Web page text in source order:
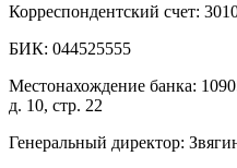
Корреспондентский счет:
БИК: 044525555
Местонахождение банка:
д. 10, стр. 22
Генеральный директор: